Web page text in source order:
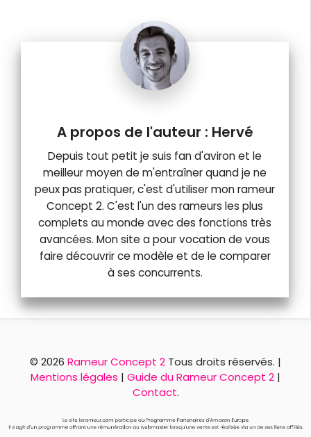
Hervé
Depuis tout petit je suis fan d'aviron et le
meilleur moyen de m'entraîner quand je ne
peux pas pratiquer, c'est d'utiliser mon rameur
Concept 2. C'est l'un des rameurs les plus
complets au monde avec des fonctions très
avancées. Mon site a pour vocation de vous
faire découvrir ce modèle et de le comparer
à ses concurrents.
© 2026 Rameur Concept 2 Tous droits réservés. |
Mentions légales | Guide du Rameur Concept 2 |
Contact.